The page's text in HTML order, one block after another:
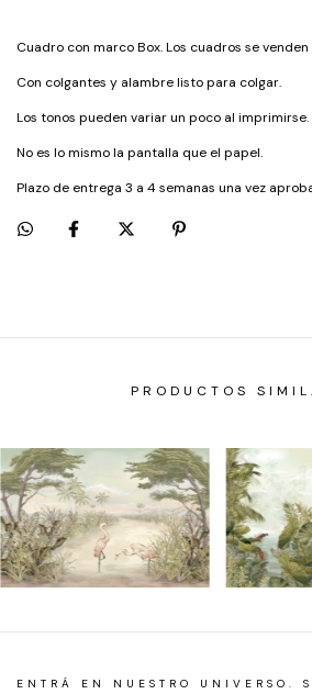
Cuadro con marco Box. Los cuadros se
Con colgantes y alambre listo para colgar.
Los tonos pueden variar un poco al imprimirse.
No es lo mismo la pantalla que el papel.
Plazo de entrega 3 a 4 semanas una vez
PRODUCTOS
ENTRÁ EN NUESTRO UNIVERSO.